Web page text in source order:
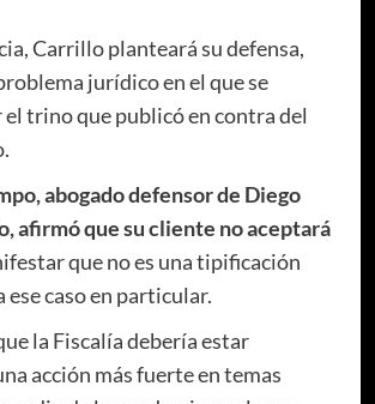
Carrillo planteará su defensa,
jurídico en el que se
trino que publicó en contra del
abogado defensor de Diego
afirmó que su cliente no aceptará
que no es una tipificación
ese caso en particular.
la Fiscalía debería estar
acción más fuerte en temas